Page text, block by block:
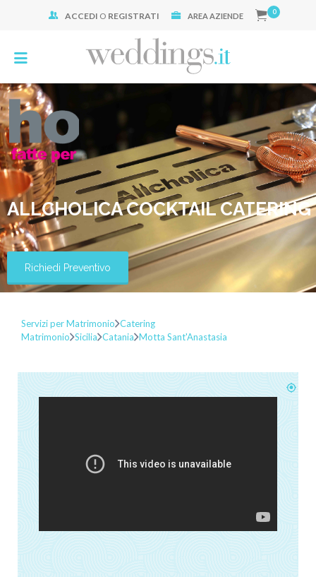
ACCEDI O REGISTRATI AREA AZIENDE 0
ALLCHOLICA COCKTAIL CATERING
Richiedi Preventivo
Servizi per Matrimonio Catering
Matrimonio Sicilia Catania Motta Sant'Anastasia